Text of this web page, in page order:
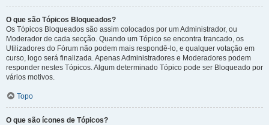
O que são Tópicos Bloqueados?
Os Tópicos Bloqueados são assim colocados por um Administrador, ou
Moderador de cada secção. Quando um Tópico se encontra trancado, os
Utilizadores do Fórum não podem mais respondê-lo, e qualquer votação em
curso, logo será finalizada. Apenas Administradores e Moderadores podem
responder nestes Tópicos. Algum determinado Tópico pode ser Bloqueado por
vários motivos.
Topo
O que são ícones de Tópicos?